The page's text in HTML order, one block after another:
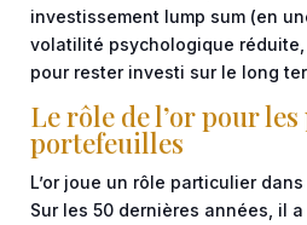
investissement lump sum (en
volatilité psychologique
pour rester investi sur le long
Le rôle de l’or pour
portefeuilles
L’or joue un rôle particulier
Sur les 50 dernières années, il